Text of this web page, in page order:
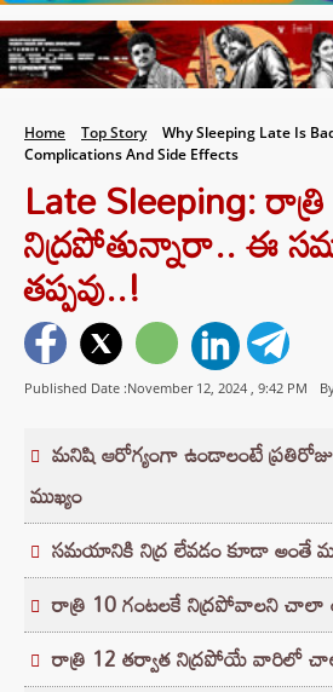
Home Top Story
Why Sleeping Late Is
Complications And Side Effects
Late Sleeping:
నిద్రపోతున్నారా.. ఈ
తప్పవు..!
Published Date :November 12, 2024 , 9:42 PM
మనిషి ఆరోగ్యంగా ఉండాలంటే
ముఖ్యం
సమయానికి నిద్ర లేవడం కూడా అంతే
రాత్రి 10 గంటలకే నిద్రపోవాలని చాలా
రాత్రి 12 తర్వాత నిద్రపోయే వారిలో